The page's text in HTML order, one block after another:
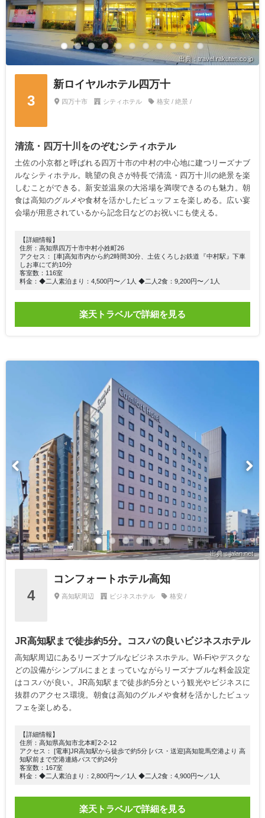
出典：travel.rakuten.co.jp
3
新ロイヤルホテル四万十
四万十市 シティホテル 格安 / 絶景 /
清流・四万十川をのぞむシティホテル
土佐の小京都と呼ばれる四万十市の中村の中心地に建つリーズナブ
ルなシティホテル。眺望の良さが特長で清流・四万十川の絶景を楽
しむことができる。新安並温泉の大浴場を満喫できるのも魅力。朝
食は高知のグルメや食材を活かしたビュッフェを楽しめる。広い宴
会場が用意されているから記念日などのお祝いにも使える。
【詳細情報】
住所：高知県四万十市中村小姓町26
アクセス： [車]高知市内から約2時間30分、土佐くろしお鉄道『中村駅』下車
しお車にて約10分
客室数：116室
料金：◆二人素泊まり：4,500円〜／1人 ◆二人2食：9,200円〜／1人
楽天トラベルで詳細を見る
出典：jalan.net
4
コンフォートホテル高知
高知駅周辺 ビジネスホテル 格安 /
JR高知駅まで徒歩約5分。コスパの良いビジネスホテル
高知駅周辺にあるリーズナブルなビジネスホテル。Wi-Fiやデスクな
どの設備がシンプルにまとまっていながらリーズナブルな料金設定
はコスパが良い。JR高知駅まで徒歩約5分という観光やビジネスに
抜群のアクセス環境。朝食は高知のグルメや食材を活かしたビュッ
フェを楽しめる。
【詳細情報】
住所：高知県高知市北本町2-2-12
アクセス： [電車]JR高知駅から徒歩で約5分 [バス・送迎]高知龍馬空港より 高
知駅前まで空港連絡バスで約24分
客室数：167室
料金：◆二人素泊まり：2,800円〜／1人 ◆二人2食：4,900円〜／1人
楽天トラベルで詳細を見る